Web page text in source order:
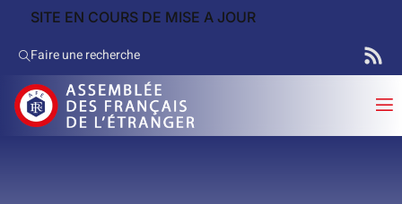
SITE EN COURS DE MISE A JOUR
Faire une recherche